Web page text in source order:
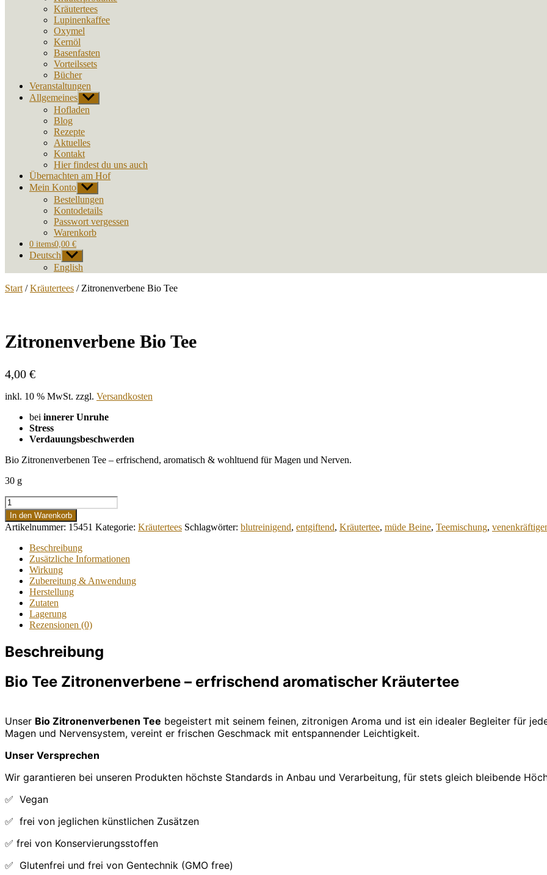
Kräutertees
Lupinenkaffee
Oxymel
Kernöl
Basenfasten
Vorteilssets
Bücher
Veranstaltungen
Allgemeines Untermenü
anzeigen
Hofladen
Blog
Rezepte
Aktuelles
Kontakt
Hier findest du uns auch
Übernachten am Hof
Mein Konto Untermenü
anzeigen
Bestellungen
Kontodetails
Passwort vergessen
Warenkorb
0 items0,00 €
Deutsch Untermenü
anzeigen
English
Start /Kräutertees / Zitronenverbene Bio Tee
Zitronenverbene Bio Tee
4,00 €
inkl. 10 % MwSt. zzgl. Versandkosten
bei innerer Unruhe
Stress
Verdauungsbeschwerden
Bio Zitronenverbenen Tee – erfrischend, aromatisch & wohltuend für Magen und Nerven.
30 g
Zitronenverbene
Bio
Tee
Menge
In den Warenkorb
Artikelnummer: 15451 Kategorie: Kräutertees Schlagwörter: blutreinigend, entgiftend, Kräutertee, müde Beine, Teemischung,
Beschreibung
Zusätzliche Informationen
Wirkung
Zubereitung & Anwendung
Herstellung
Zutaten
Lagerung
Rezensionen (0)
Beschreibung
Bio Tee Zitronenverbene – erfrischend aromatischer Kräutertee
Unser Bio Zitronenverbenen Tee begeistert mit seinem feinen, zitronigen Aroma und ist ein idealer Begleiter für
Magen und Nervensystem, vereint er frischen Geschmack mit entspannender Leichtigkeit.
Unser Versprechen
Wir garantieren bei unseren Produkten höchste Standards in Anbau und Verarbeitung, für stets gleich bleibende
✅ Vegan
✅ frei von jeglichen künstlichen Zusätzen
✅ frei von Konservierungsstoffen
✅ Glutenfrei und frei von Gentechnik (GMO free)